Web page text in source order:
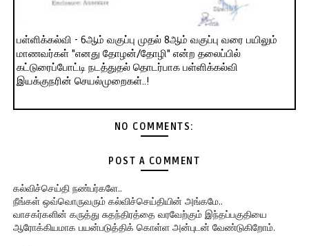
பள்ளிக்கல்வி - 6ஆம் வகுப்பு முதல் 8ஆம் வகுப்பு வரை பயிலும்
மாணவர்கள் "எனது தோழன்/தோழி" என்ற தலைப்பில்
கட்டுரைப்போட்டி நடத்துதல் தொடர்பாக பள்ளிக்கல்வி
இயக்குநரின் செயல்முறைகள்..!
NO COMMENTS:
POST A COMMENT
கல்விச்செய்தி நண்பர்களே..
நீங்கள் ஒவ்வொருவரும் கல்விச்செய்தியின் அங்கமே..
வாசகர்களின் கருத்து சுதந்திரத்தை வரவேற்கும் இந்தப்பகுதியை
ஆரோக்கியமாக பயன்படுத்திக் கொள்ள அன்புடன் வேண்டுகிறோம்.